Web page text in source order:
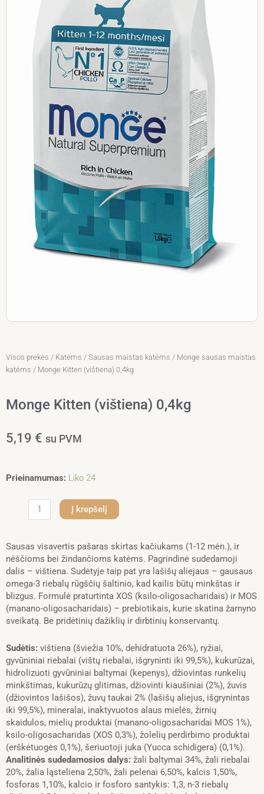
Visos prekės / Katėms / Sausas maistas katėms / Monge sausas maistas
katėms / Monge Kitten (vištiena) 0,4kg
Monge Kitten (vištiena) 0,4kg
5,19 € su PVM
Prieinamumas: Liko 24
produkto
Monge
Į krepšelį
Sausas visavertis pašaras skirtas kačiukams (1-12 mėn.), ir
nėščioms bei žindančioms katėms. Pagrindinė sudedamoji
dalis – vištiena. Sudėtyje taip pat yra lašišų aliejaus – gausaus
omega-3 riebalų rūgščių šaltinio, kad kailis būtų minkštas ir
blizgus. Formulė praturtinta XOS (ksilo-oligosacharidais) ir MOS
(manano-oligosacharidais) – prebiotikais, kurie skatina žarnyno
sveikatą. Be pridėtinių dažiklių ir dirbtinių konservantų.
Sudėtis: vištiena (šviežia 10%, dehidratuota 26%), ryžiai,
gyvūniniai riebalai (vištų riebalai, išgryninti iki 99,5%), kukurūzai,
hidrolizuoti gyvūniniai baltymai (kepenys), džiovintas runkelių
minkštimas, kukurūzų glitimas, džiovinti kiaušiniai (2%), žuvis
(džiovintos lašišos), žuvų taukai 2% (lašišų aliejus, išgrynintas
iki 99,5%), mineralai, inaktyvuotos alaus mielės, žirnių
skaidulos, mielių produktai (manano-oligosacharidai MOS 1%),
ksilo-oligosacharidas (XOS 0,3%), žolelių perdirbimo produktai
(erškėtuogės 0,1%), šeriuotoji juka (Yucca schidigera) (0,1%).
Analitinės sudedamosios dalys: žali baltymai 34%, žali riebalai
20%, žalia ląsteliena 2,50%, žali pelenai 6,50%, kalcis 1,50%,
fosforas 1,10%, kalcio ir fosforo santykis: 1,3, n-3 riebalų